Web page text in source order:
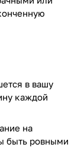
в вашу
каждой
на
быть ровными